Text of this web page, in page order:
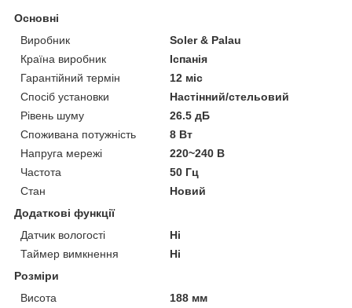
Основні
Виробник
Soler & Palau
Країна виробник
Іспанія
Гарантійний термін
12 міс
Спосіб установки
Настінний/стельовий
Рівень шуму
26.5 дБ
Споживана потужність
8 Вт
Напруга мережі
220~240 В
Частота
50 Гц
Стан
Новий
Додаткові функції
Датчик вологості
Ні
Таймер вимкнення
Ні
Розміри
Висота
188 мм